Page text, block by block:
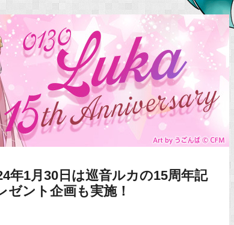
年1月30日は巡音ルカの15周年記
ント企画も実施！